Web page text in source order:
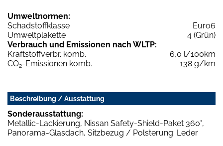
Umweltnormen:
Schadstoffklasse
Euro6
Umweltplakette
4 (Grün)
Verbrauch und Emissionen nach WLTP:
Kraftstoffverbr. komb.
6,0 l/100km
CO2-Emissionen komb. 138 g/km
Beschreibung / Ausstattung
Sonderausstattung:
Metallic-Lackierung, Nissan Safety-Shield-Paket 360°,
Panorama-Glasdach, Sitzbezug / Polsterung: Leder